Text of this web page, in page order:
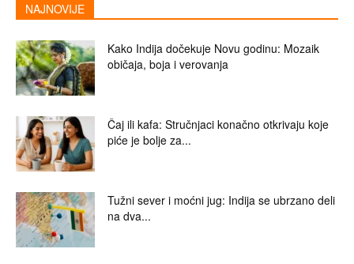
NAJNOVIJE
Kako Indija dočekuje Novu godinu: Mozaik
običaja, boja i verovanja
Čaj ili kafa: Stručnjaci konačno otkrivaju koje
piće je bolje za...
Tužni sever i moćni jug: Indija se ubrzano deli
na dva...